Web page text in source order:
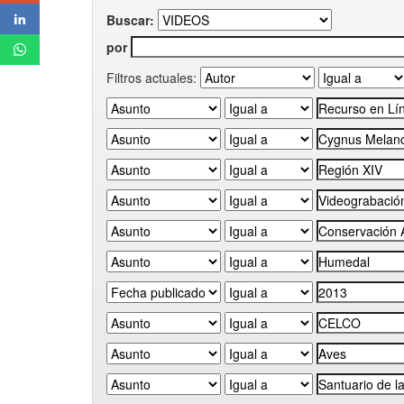
Buscar:
por
Filtros actuales: